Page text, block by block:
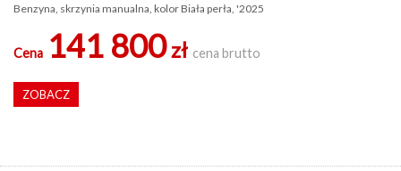
Benzyna, skrzynia manualna, kolor Biała perła, '2025
Cena 141 800zł cena brutto
ZOBACZ